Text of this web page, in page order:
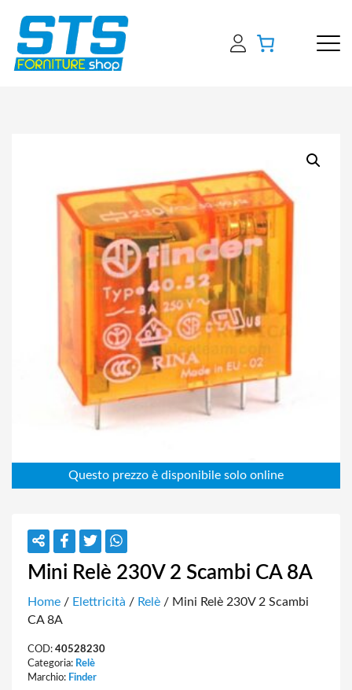
Mini Relè 230V 2 Scambi CA 8A
Home / Elettricità / Relè / Mini Relè 230V 2 Scambi
CA 8A
COD: 40528230
Categoria: Relè
Marchio: Finder